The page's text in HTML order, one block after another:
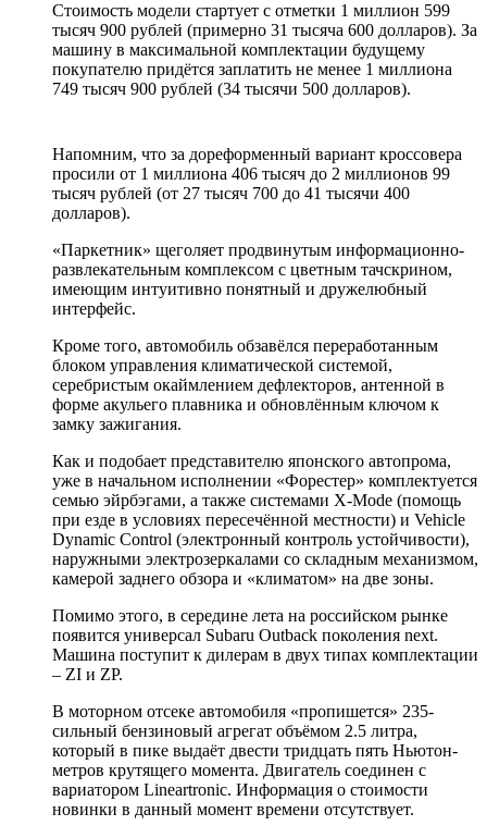
Стоимость модели стартует с отметки 1 миллион 599
тысяч 900 рублей (примерно 31 тысяча 600 долларов). За
машину в максимальной комплектации будущему
покупателю придётся заплатить не менее 1 миллиона
749 тысяч 900 рублей (34 тысячи 500 долларов).
Напомним, что за дореформенный вариант кроссовера
просили от 1 миллиона 406 тысяч до 2 миллионов 99
тысяч рублей (от 27 тысяч 700 до 41 тысячи 400
долларов).
«Паркетник» щеголяет продвинутым информационно-
развлекательным комплексом с цветным тачскрином,
имеющим интуитивно понятный и дружелюбный
интерфейс.
Кроме того, автомобиль обзавёлся переработанным
блоком управления климатической системой,
серебристым окаймлением дефлекторов, антенной в
форме акульего плавника и обновлённым ключом к
замку зажигания.
Как и подобает представителю японского автопрома,
уже в начальном исполнении «Форестер» комплектуется
семью эйрбэгами, а также системами X-Mode (помощь
при езде в условиях пересечённой местности) и Vehicle
Dynamic Control (электронный контроль устойчивости),
наружными электрозеркалами со складным механизмом,
камерой заднего обзора и «климатом» на две зоны.
Помимо этого, в середине лета на российском рынке
появится универсал Subaru Outback поколения next.
Машина поступит к дилерам в двух типах комплектации
– ZI и ZP.
В моторном отсеке автомобиля «пропишется» 235-
сильный бензиновый агрегат объёмом 2.5 литра,
который в пике выдаёт двести тридцать пять Ньютон-
метров крутящего момента. Двигатель соединен с
вариатором Lineartronic. Информация о стоимости
новинки в данный момент времени отсутствует.